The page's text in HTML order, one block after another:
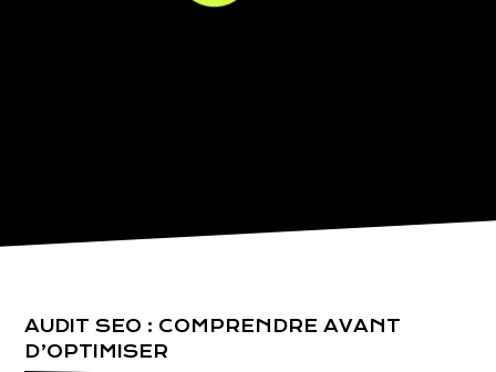
AUDIT SEO : COMPRENDRE AVANT
D’OPTIMISER